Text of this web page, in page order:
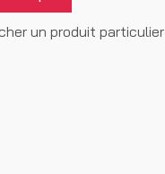
un produit particulier